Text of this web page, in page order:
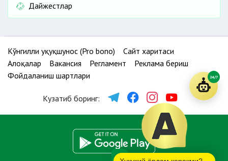
Дайжестлар
Кўнгилли ҳуқуқшунос (Pro bono)
Сайт харитаси
Алоқалар
Вакансия Регламент
Реклама бериш
Фойдаланиш шартлари
Кузатиб боринг:
24/7